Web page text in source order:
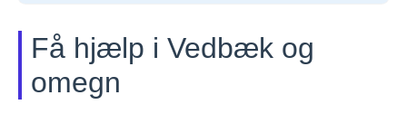
Få hjælp i Vedbæk og
omegn